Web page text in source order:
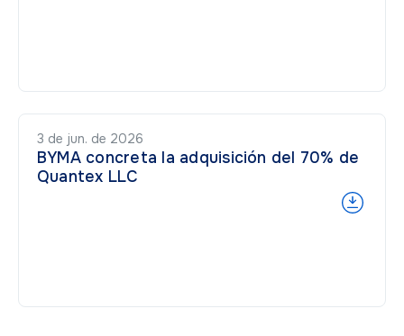
3 de jun. de 2026
BYMA concreta la adquisición del 70% de
Quantex LLC